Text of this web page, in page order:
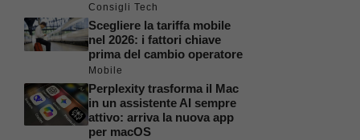
Consigli Tech
Scegliere la tariffa mobile
nel 2026: i fattori chiave
prima del cambio operatore
Mobile
Perplexity trasforma il Mac
in un assistente AI sempre
attivo: arriva la nuova app
per macOS